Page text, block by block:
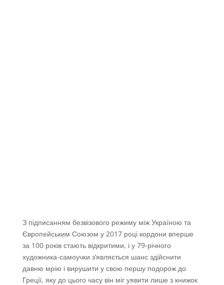
З підписанням безвізового режиму між Україною та
Європейським Союзом у 2017 році кордони вперше
за 100 років стають відкритими, і у 79-річного
художника-самоучки з’являється шанс здійснити
давню мрію і вирушити у свою першу подорож до
Греції, яку до цього часу він міг уявити лише з книжок